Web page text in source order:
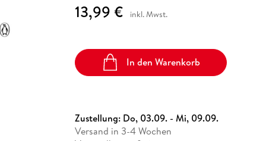
13,99 € inkl. Mwst.
In den Warenkorb
Zustellung: Do, 03.09. - Mi, 09.09.
Versand in 3-4 Wochen